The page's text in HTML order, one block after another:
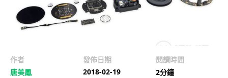
作者
唐美鳳
發佈日期
2018-02-19
閱讀時間
2分鐘